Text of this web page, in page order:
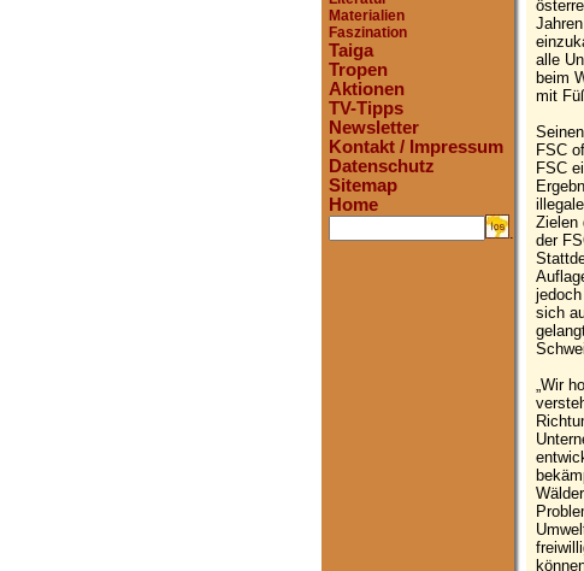
Materialien
Faszination
Taiga
Tropen
Aktionen
TV-Tipps
Newsletter
Kontakt / Impressum
Datenschutz
Sitemap
Home
.
alle
beim
mit
FSC
FSC
Zielen
der
sich
„Wir